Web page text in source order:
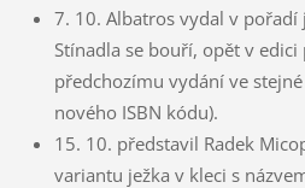
7. 10. Albatros vydal v
Stínadla se bouří, opět v
předchozímu vydání ve
nového ISBN kódu).
15. 10. představil Radek
variantu ježka v kleci s